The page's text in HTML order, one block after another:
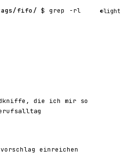
fifo/ $ grep -rl ◐light
die ich mir so
einreichen